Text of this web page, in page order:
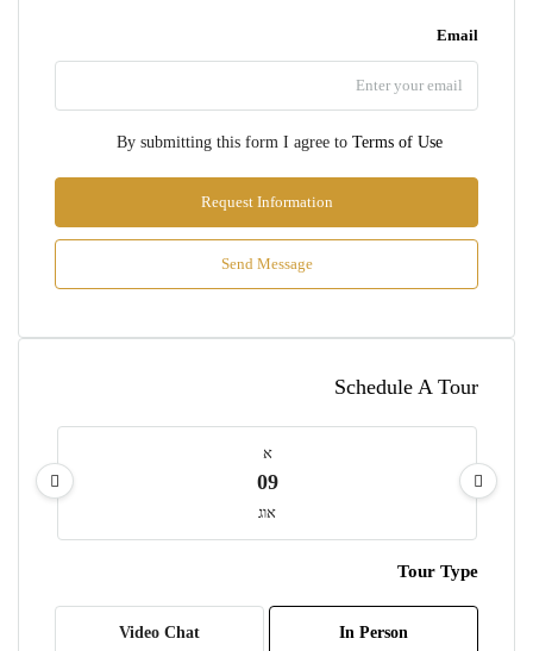
Email
By submitting this form I agree to Terms of Use
Request Information
Send Message
Schedule A Tour
א
09
אוג
10
Tour Type
In Person
Video Chat